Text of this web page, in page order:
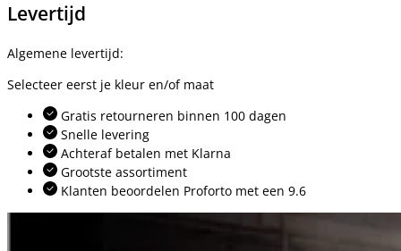
Levertijd
Algemene levertijd:
Selecteer eerst je kleur en/of maat
Gratis retourneren binnen 100 dagen
Snelle levering
Achteraf betalen met Klarna
Grootste assortiment
Klanten beoordelen Proforto met een 9.6